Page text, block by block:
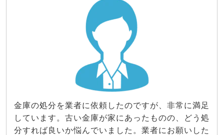
金庫の処分を業者に依頼したのですが、非常に満足
しています。古い金庫が家にあったものの、どう処
分すれば良いか悩んでいました。業者にお願いした